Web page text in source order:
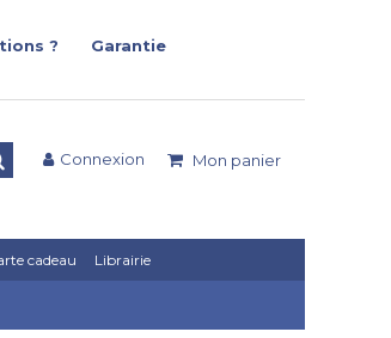
?
Garantie
Mon panier
Connexion
cadeau Librairie